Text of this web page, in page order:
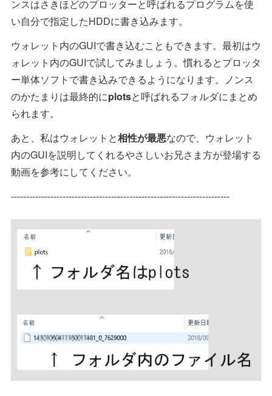
ンスはさきほどのプロッターと呼ばれるプログラムを使
い自分で指定したHDDに書き込みます。
ウォレット内のGUIで書き込むこともできます。最初はウ
ォレット内のGUIで試してみましょう。慣れるとプロッタ
ー単体ソフトで書き込みできるようになります。ノンス
のかたまりは最終的にplotsと呼ばれるフォルダにまとめ
られます。
あと、私はウォレットと相性が最悪なので、ウォレット
内のGUIを説明してくれるやさしいお兄さま方が登場する
動画を参考にしてください。
------------------------------------------------------------------------